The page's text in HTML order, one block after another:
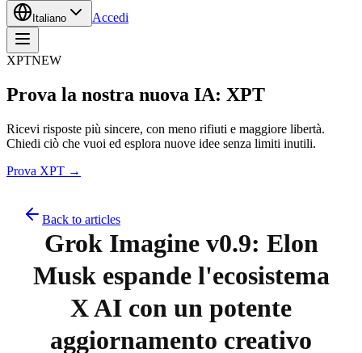
Italiano Accedi
XPTNEW
Prova la nostra nuova IA: XPT
Ricevi risposte più sincere, con meno rifiuti e maggiore libertà.
Chiedi ciò che vuoi ed esplora nuove idee senza limiti inutili.
Prova XPT →
Back to articles
Grok Imagine v0.9: Elon
Musk espande l'ecosistema
X AI con un potente
aggiornamento creativo